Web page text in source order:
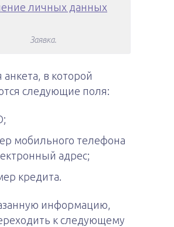
Заявка.
анкета, в которой
следующие поля:
мобильного телефона
адрес;
кредита.
информацию,
к следующему